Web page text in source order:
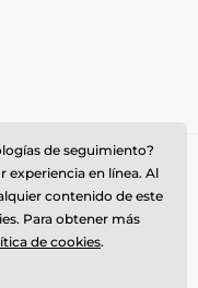
de seguimiento?
experiencia en línea. Al
contenido de este
Para obtener más
de cookies.